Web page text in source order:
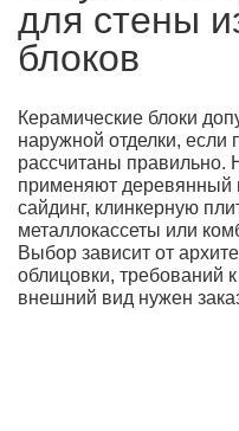
для стены
блоков
Керамические блоки
наружной отделки, если
рассчитаны правильно.
применяют деревянный
сайдинг, клинкерную
металлокассеты или
Выбор зависит от
облицовки, требований
внешний вид нужен